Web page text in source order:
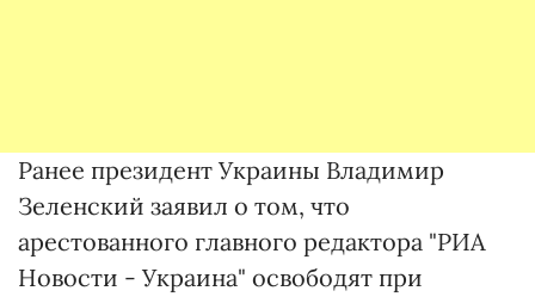
Ранее президент Украины Владимир
Зеленский заявил о том, что
арестованного главного редактора "РИА
Новости - Украина" освободят при